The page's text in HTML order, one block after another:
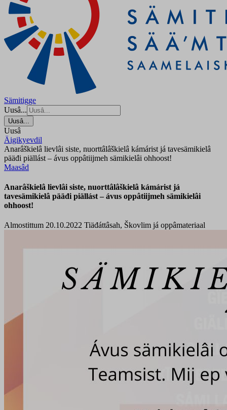
Sämitigge
Uusâ...
Uusâ...
Uusâ
Äigikyevdil
Anarâškielâ lievlâi siste, nuorttâlâškielâ kámárist já tavesämikielâ
pääđi piällást – ávus oppâtiijmeh sämikielâi ohhoost!
Maasâd
Anarâškielâ lievlâi siste, nuorttâlâškielâ kámárist já
tavesämikielâ pääđi piällást – ávus oppâtiijmeh sämikielâi
ohhoost!
Almostittum 20.10.2022 Tiäđáttâsah, Škovlim já oppâmateriaal